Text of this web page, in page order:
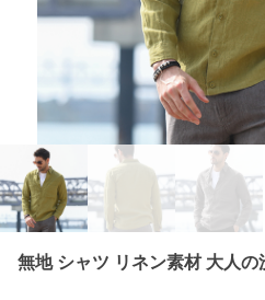
無地 シャツ リネン素材 大人の